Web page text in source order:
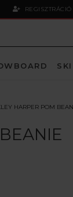
REGISZTRÁCIÓ
SKI
HARPER POM